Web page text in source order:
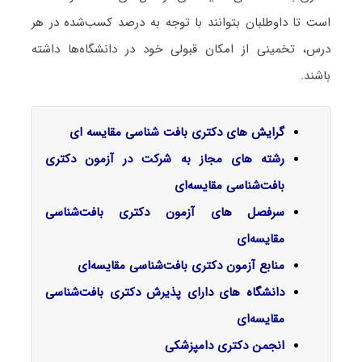
است تا داوطلبان بتوانند با توجه به درصد کسب‌شده در هر
درس، تخمینی از امکان قبولی خود در دانشگاه‌ها داشته
باشند.
گرایش‌ های دکتری بافت شناسی مقایسه ای
رشته های مجاز به شرکت در آزمون دکتری
بافت‌شناسی مقایسه‌ای
سرفصل‌ های آزمون دکتری بافت‌شناسی
مقایسه‌ای
منابع آزمون دکتری بافت‌شناسی مقایسه‌ای
دانشگاه های دارای پذیرش دکتری بافت‌شناسی
مقایسه‌ای
انجمن دکتری دامپزشکی